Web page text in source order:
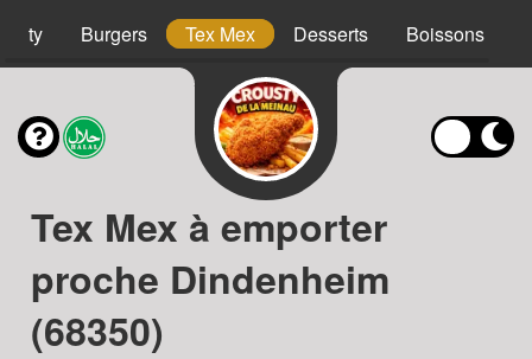
Burgers Tex Mex Desserts Boissons
Tex Mex à emporter
proche Dindenheim
(68350)